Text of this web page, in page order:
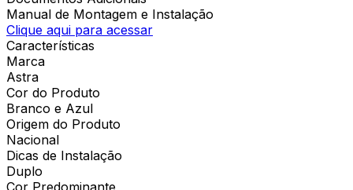
Manual de Montagem e Instalação
Clique aqui para acessar
Características
Marca
Astra
Cor do Produto
Branco e Azul
Origem do Produto
Nacional
Dicas de Instalação
Duplo
Cor Predominante